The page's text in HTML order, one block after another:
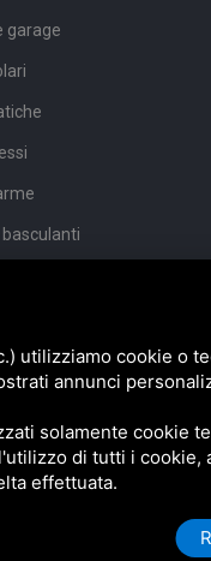
garage
Questo sito è protetto da
utilizziamo cookie o
annunci
solamente cookie
di tutti i cookie,
effettuata.